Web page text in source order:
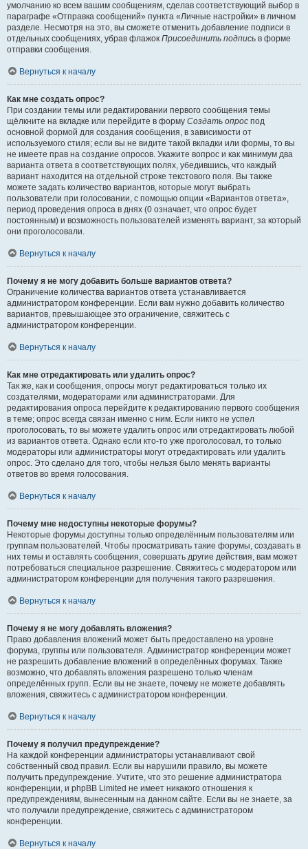
умолчанию ко всем вашим сообщениям, сделав соответствующий выбор в
параграфе «Отправка сообщений» пункта «Личные настройки» в личном
разделе. Несмотря на это, вы сможете отменить добавление подписи в
отдельных сообщениях, убрав флажок Присоединить подпись в форме
отправки сообщения.
Вернуться к началу
Как мне создать опрос?
При создании темы или редактировании первого сообщения темы
щёлкните на вкладке или перейдите в форму Создать опрос под
основной формой для создания сообщения, в зависимости от
используемого стиля; если вы не видите такой вкладки или формы, то вы
не имеете прав на создание опросов. Укажите вопрос и как минимум два
варианта ответа в соответствующих полях, убедившись, что каждый
вариант находится на отдельной строке текстового поля. Вы также
можете задать количество вариантов, которые могут выбрать
пользователи при голосовании, с помощью опции «Вариантов ответа»,
период проведения опроса в днях (0 означает, что опрос будет
постоянным) и возможность пользователей изменять вариант, за который
они проголосовали.
Вернуться к началу
Почему я не могу добавить больше вариантов ответа?
Ограничение количества вариантов ответа устанавливается
администратором конференции. Если вам нужно добавить количество
вариантов, превышающее это ограничение, свяжитесь с
администратором конференции.
Вернуться к началу
Как мне отредактировать или удалить опрос?
Так же, как и сообщения, опросы могут редактироваться только их
создателями, модераторами или администраторами. Для
редактирования опроса перейдите к редактированию первого сообщения
в теме; опрос всегда связан именно с ним. Если никто не успел
проголосовать, то вы можете удалить опрос или отредактировать любой
из вариантов ответа. Однако если кто-то уже проголосовал, то только
модераторы или администраторы могут отредактировать или удалить
опрос. Это сделано для того, чтобы нельзя было менять варианты
ответов во время голосования.
Вернуться к началу
Почему мне недоступны некоторые форумы?
Некоторые форумы доступны только определённым пользователям или
группам пользователей. Чтобы просматривать такие форумы, создавать в
них темы и оставлять сообщения, совершать другие действия, вам может
потребоваться специальное разрешение. Свяжитесь с модератором или
администратором конференции для получения такого разрешения.
Вернуться к началу
Почему я не могу добавлять вложения?
Право добавления вложений может быть предоставлено на уровне
форума, группы или пользователя. Администратор конференции может
не разрешить добавление вложений в определённых форумах. Также
возможно, что добавлять вложения разрешено только членам
определённых групп. Если вы не знаете, почему не можете добавлять
вложения, свяжитесь с администратором конференции.
Вернуться к началу
Почему я получил предупреждение?
На каждой конференции администраторы устанавливают свой
собственный свод правил. Если вы нарушили правило, вы можете
получить предупреждение. Учтите, что это решение администратора
конференции, и phpBB Limited не имеет никакого отношения к
предупреждениям, вынесенным на данном сайте. Если вы не знаете, за
что получили предупреждение, свяжитесь с администратором
конференции.
Вернуться к началу